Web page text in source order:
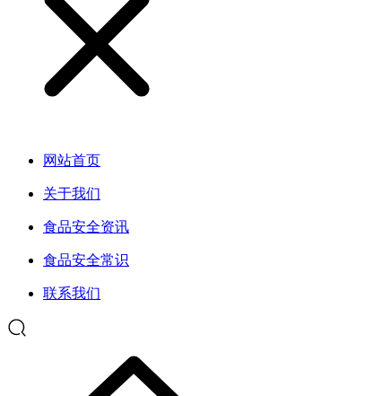
网站首页
关于我们
食品安全资讯
食品安全常识
联系我们